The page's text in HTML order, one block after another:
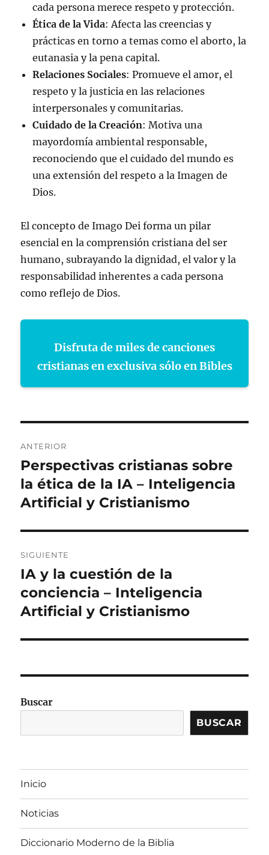
cada persona merece respeto y protección.
Ética de la Vida: Afecta las creencias y
prácticas en torno a temas como el aborto, la
eutanasia y la pena capital.
Relaciones Sociales: Promueve el amor, el
respeto y la justicia en las relaciones
interpersonales y comunitarias.
Cuidado de la Creación: Motiva una
mayordomía ambiental responsable,
reconociendo que el cuidado del mundo es
una extensión del respeto a la Imagen de
Dios.
El concepto de Imago Dei forma un pilar
esencial en la comprensión cristiana del ser
humano, subrayando la dignidad, el valor y la
responsabilidad inherentes a cada persona
como reflejo de Dios.
Disfruta de miles de canciones
cristianas en exclusiva sólo en Bibles
de
entradas
ANTERIOR
Entrada
anterior:
Perspectivas cristianas sobre
la ética de la IA – Inteligencia
Artificial y Cristianismo
SIGUIENTE
Entrada
siguiente:
IA y la cuestión de la
conciencia – Inteligencia
Artificial y Cristianismo
Buscar
BUSCAR
Inicio
Noticias
Diccionario Moderno de la Biblia